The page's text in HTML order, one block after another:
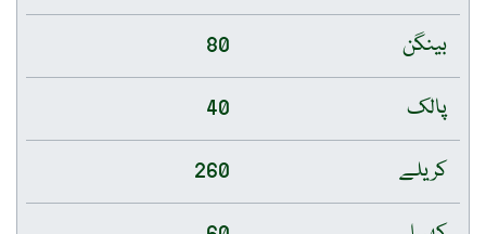
بینگن
80
پالک
40
کریلے
260